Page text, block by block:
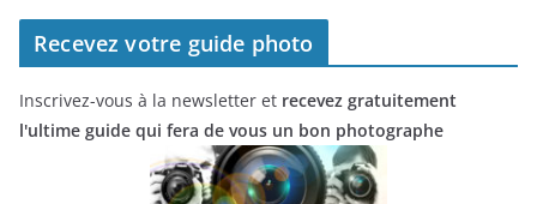
Recevez votre guide photo
Inscrivez-vous à la newsletter et recevez gratuitement
l'ultime guide qui fera de vous un bon photographe